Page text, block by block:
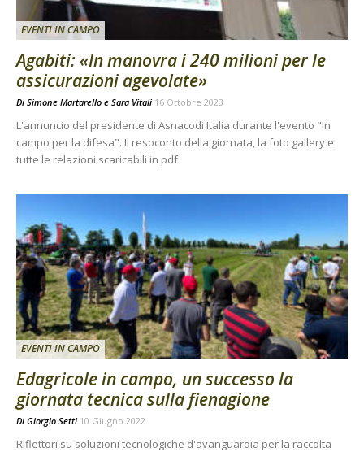
EVENTI IN CAMPO
Agabiti: «In manovra i 240 milioni per le
assicurazioni agevolate»
Di Simone Martarello e Sara Vitali 16 Ottobre 2023
L'annuncio del presidente di Asnacodi Italia durante l'evento "In
campo per la difesa". Il resoconto della giornata, la foto gallery e
tutte le relazioni scaricabili in pdf
EVENTI IN CAMPO
Edagricole in campo, un successo la
giornata tecnica sulla fienagione
Di Giorgio Setti 10 Giugno 2022
Riflettori su soluzioni tecnologiche d'avanguardia per la raccolta